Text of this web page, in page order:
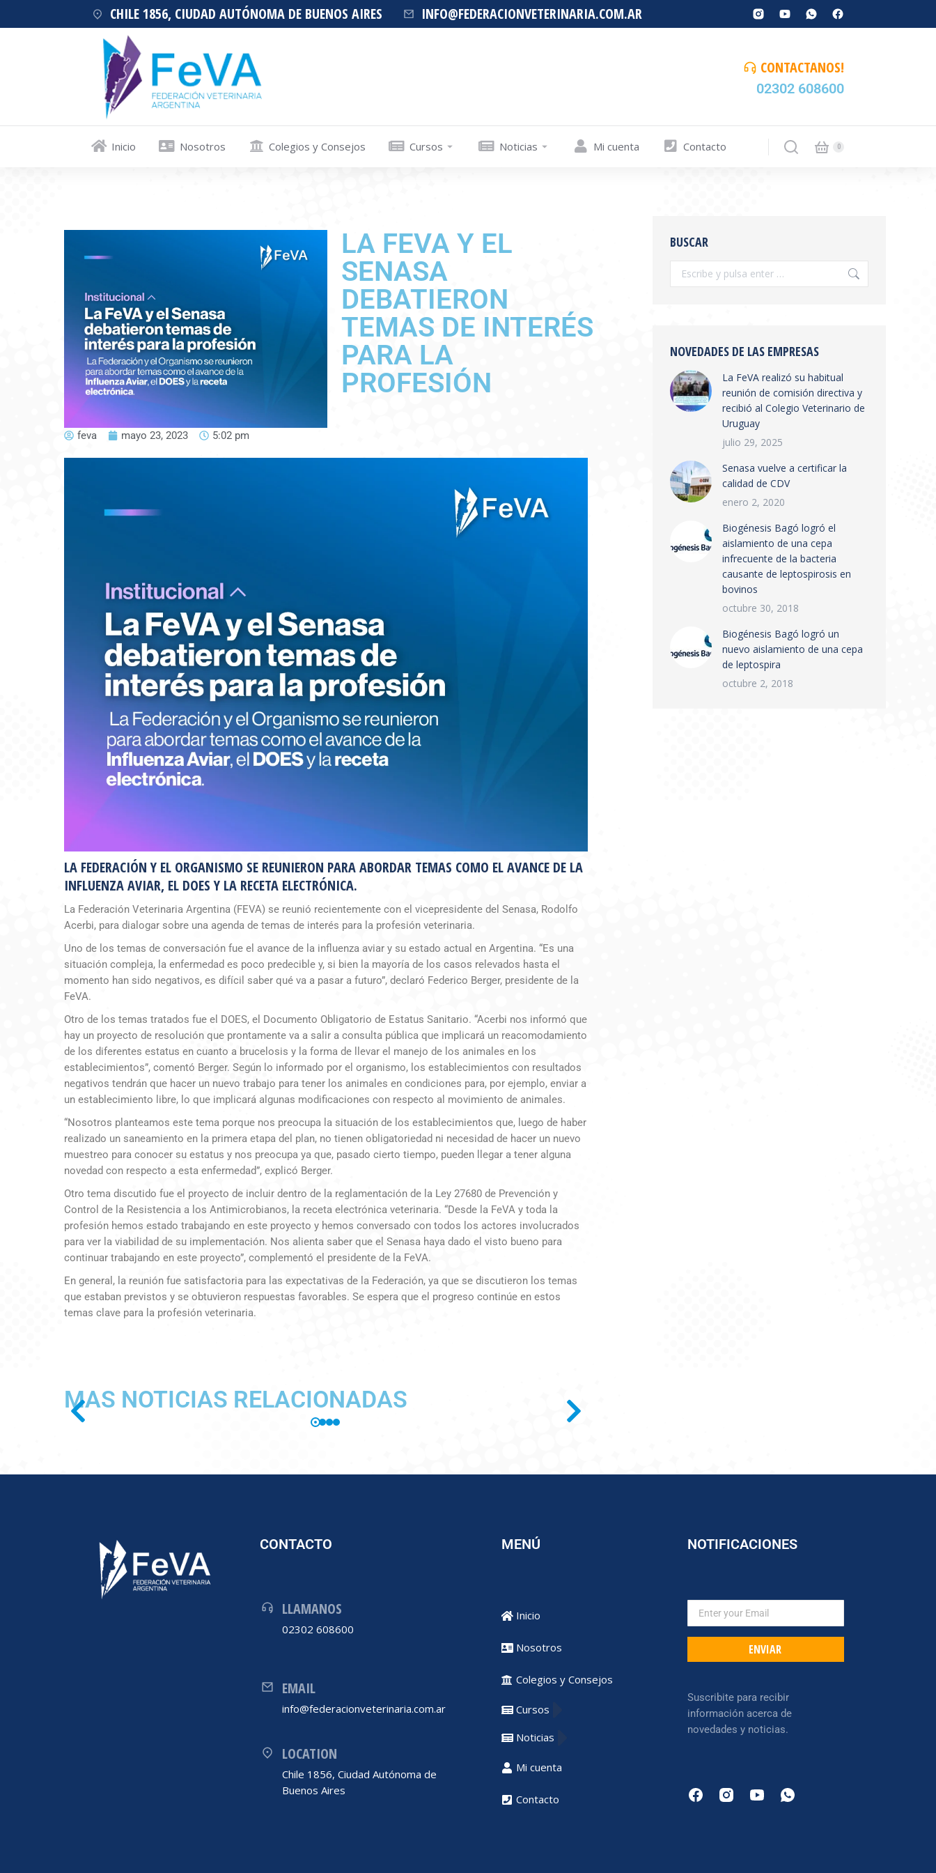
CHILE 1856, CIUDAD AUTÓNOMA DE BUENOS AIRES INFO@FEDERACIONVETERINARIA.COM.AR
CONTACTANOS!
02302 608600
Inicio Nosotros Colegios y Consejos Cursos Noticias Mi cuenta Contacto
feva mayo 23, 2023 5:02 pm
LA FEVA Y EL
SENASA
DEBATIERON
TEMAS DE INTERÉS
PARA LA
PROFESIÓN
LA FEDERACIÓN Y EL ORGANISMO SE REUNIERON PARA ABORDAR TEMAS COMO EL AVANCE DE LA
INFLUENZA AVIAR, EL DOES Y LA RECETA ELECTRÓNICA.
La Federación Veterinaria Argentina (FEVA) se reunió recientemente con el vicepresidente del Senasa, Rodolfo
Acerbi, para dialogar sobre una agenda de temas de interés para la profesión veterinaria.
Uno de los temas de conversación fue el avance de la influenza aviar y su estado actual en Argentina. “Es una
situación compleja, la enfermedad es poco predecible y, si bien la mayoría de los casos relevados hasta el
momento han sido negativos, es difícil saber qué va a pasar a futuro”, declaró Federico Berger, presidente de la
FeVA.
Otro de los temas tratados fue el DOES, el Documento Obligatorio de Estatus Sanitario. “Acerbi nos informó que
hay un proyecto de resolución que prontamente va a salir a consulta pública que implicará un reacomodamiento
de los diferentes estatus en cuanto a brucelosis y la forma de llevar el manejo de los animales en los
establecimientos”, comentó Berger. Según lo informado por el organismo, los establecimientos con resultados
negativos tendrán que hacer un nuevo trabajo para tener los animales en condiciones para, por ejemplo, enviar a
un establecimiento libre, lo que implicará algunas modificaciones con respecto al movimiento de animales.
“Nosotros planteamos este tema porque nos preocupa la situación de los establecimientos que, luego de haber
realizado un saneamiento en la primera etapa del plan, no tienen obligatoriedad ni necesidad de hacer un nuevo
muestreo para conocer su estatus y nos preocupa ya que, pasado cierto tiempo, pueden llegar a tener alguna
novedad con respecto a esta enfermedad”, explicó Berger.
Otro tema discutido fue el proyecto de incluir dentro de la reglamentación de la Ley 27680 de Prevención y
Control de la Resistencia a los Antimicrobianos, la receta electrónica veterinaria. “Desde la FeVA y toda la
profesión hemos estado trabajando en este proyecto y hemos conversado con todos los actores involucrados
para ver la viabilidad de su implementación. Nos alienta saber que el Senasa haya dado el visto bueno para
continuar trabajando en este proyecto”, complementó el presidente de la FeVA.
En general, la reunión fue satisfactoria para las expectativas de la Federación, ya que se discutieron los temas
que estaban previstos y se obtuvieron respuestas favorables. Se espera que el progreso continúe en estos
temas clave para la profesión veterinaria.
MAS NOTICIAS RELACIONADAS
BUSCAR
NOVEDADES DE LAS EMPRESAS
La FeVA realizó su habitual
reunión de comisión directiva y
recibió al Colegio Veterinario de
Uruguay
julio 29, 2025
Senasa vuelve a certificar la
calidad de CDV
enero 2, 2020
Biogénesis Bagó logró el
aislamiento de una cepa
infrecuente de la bacteria
causante de leptospirosis en
bovinos
octubre 30, 2018
Biogénesis Bagó logró un
nuevo aislamiento de una cepa
de leptospira
octubre 2, 2018
CONTACTO
LLAMANOS
02302 608600
EMAIL
info@federacionveterinaria.com.ar
LOCATION
Chile 1856, Ciudad Autónoma de
Buenos Aires
MENÚ
Inicio
Nosotros
Colegios y Consejos
Cursos
Noticias
Mi cuenta
Contacto
NOTIFICACIONES
ENVIAR
Suscribite para recibir
información acerca de
novedades y noticias.